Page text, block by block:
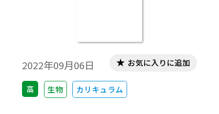
2022年09月06日
高 生物 カリキュラム
お気に入りに追加